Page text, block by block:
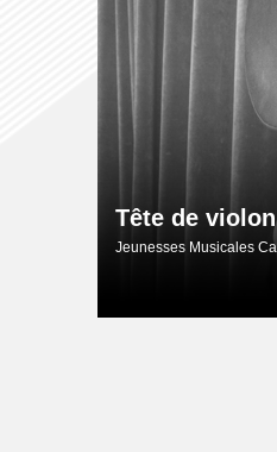
Tête de violon
Jeunesses Musicales